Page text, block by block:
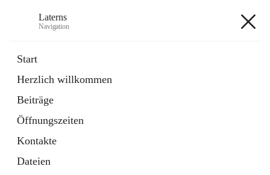
Laterns
Navigation
Start
Herzlich willkommen
Beiträge
Öffnungszeiten
Kontakte
Dateien
11 Schnellzugriffe
Soziales
1 Schnellzugriff